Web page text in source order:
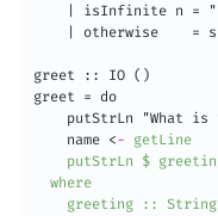
| isInfinite n =
| otherwise    =
greet :: IO ()
greet = do
putStrLn "What is
    name
<-
getLine
putStrLn
$
where
greeting
:: String